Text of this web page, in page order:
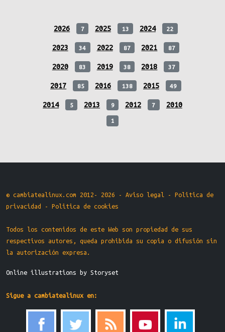
2026 7 2025 13 2024 22
2023 34 2022 87 2021 87
2020 83 2019 38 2018 37
2017 85 2016 138 2015 49
2014 5 2013 9 2012 7 2010
1
© cambiatealinux.com 2012- 2026 - Aviso legal - Politica de
privacidad - Politica de cookies
Todos los contenidos de este Web son propiedad de sus
respectivos autores, queda prohibida su copia o difusión sin
la autorización expresa.
Online illustrations by Storyset
Sigue a cambiatealinux en: